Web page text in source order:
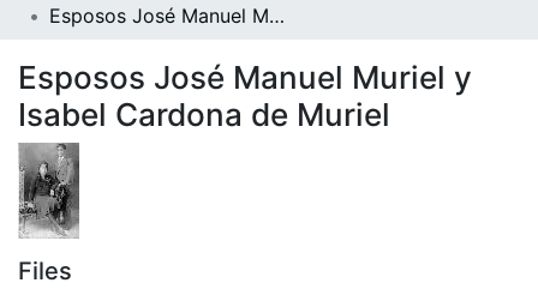
Esposos José Manuel Muriel y Isabel Cardona de Muriel
Esposos José Manuel Muriel y
Isabel Cardona de Muriel
Files